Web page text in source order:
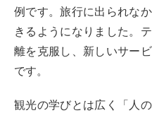
例です。旅行に出られな
きるようになりました。
離を克服し、新しいサー
です。
観光の学びとは広く「人